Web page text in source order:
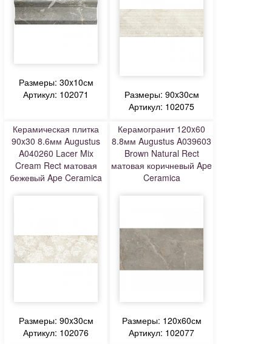
Размеры: 30x10см
Артикул: 102071
Размеры: 90x30см
Артикул: 102075
Керамическая плитка
90x30 8.6мм Augustus
A040260 Lacer Mix
Cream Rect матовая
бежевый Ape Ceramica
Размеры: 90x30см
Артикул: 102076
Керамогранит 120x60
8.8мм Augustus A039603
Brown Natural Rect
матовая коричневый Ape
Ceramica
Размеры: 120x60см
Артикул: 102077